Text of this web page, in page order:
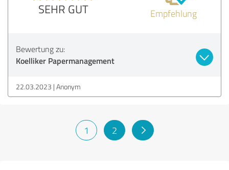
SEHR GUT Empfehlung
Bewertung zu:
Koelliker Papermanagement
22.03.2023 Anonym
1 2